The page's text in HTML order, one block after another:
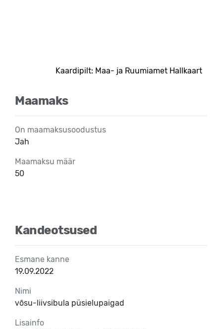
Kaardipilt: Maa- ja Ruumiamet Hallkaart
Maamaks
On maamaksusoodustus
Jah
Maamaksu määr
50
Kandeotsused
Esmane kanne
19.09.2022
Nimi
võsu-liivsibula püsielupaigad
Lisainfo